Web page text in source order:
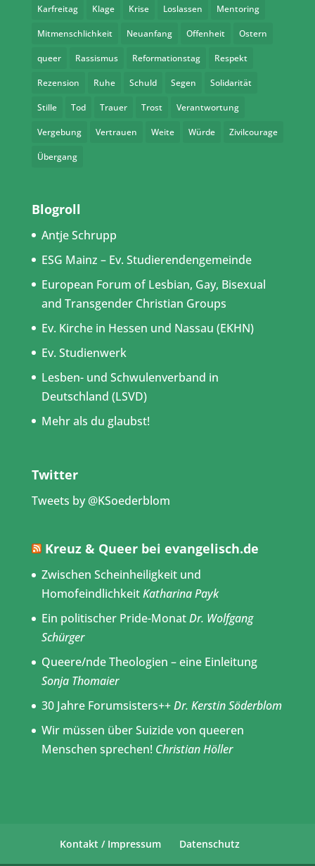
Karfreitag Klage Krise Loslassen Mentoring
Mitmenschlichkeit Neuanfang Offenheit Ostern
queer Rassismus Reformationstag Respekt
Rezension Ruhe Schuld Segen Solidarität
Stille Tod Trauer Trost Verantwortung
Vergebung Vertrauen Weite Würde Zivilcourage
Übergang
Blogroll
Antje Schrupp
ESG Mainz – Ev. Studierendengemeinde
European Forum of Lesbian, Gay, Bisexual
and Transgender Christian Groups
Ev. Kirche in Hessen und Nassau (EKHN)
Ev. Studienwerk
Lesben- und Schwulenverband in
Deutschland (LSVD)
Mehr als du glaubst!
Twitter
Tweets by @KSoederblom
Kreuz & Queer bei evangelisch.de
Zwischen Scheinheiligkeit und
HomofeindlichkeitKatharina Payk
Ein politischer Pride-MonatDr. Wolfgang
Schürger
Queere/nde Theologien – eine Einleitung
Sonja Thomaier
30 Jahre Forumsisters++Dr. Kerstin Söderblom
Wir müssen über Suizide von queeren
Menschen sprechen! Christian Höller
Kontakt / Impressum Datenschutz